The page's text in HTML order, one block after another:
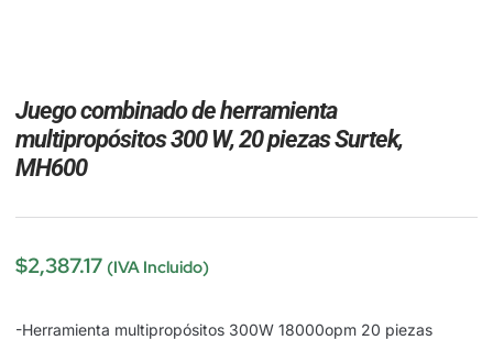
Juego combinado de herramienta
multipropósitos 300 W, 20 piezas Surtek,
MH600
$2,387.17 (IVA Incluido)
-Herramienta multipropósitos 300W 18000opm 20 piezas